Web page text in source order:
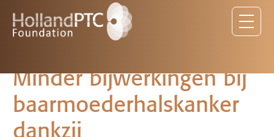
Minder bijwerkingen bij
baarmoederhalskanker
dankzij